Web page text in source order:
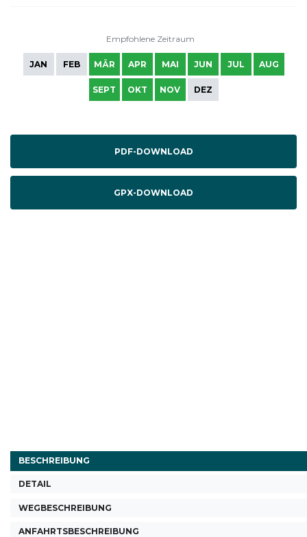
Empfohlene Zeitraum
JAN FEB MÄR APR MAI JUN JUL AUG
SEPT OKT NOV DEZ
PDF-DOWNLOAD
GPX-DOWNLOAD
BESCHREIBUNG
DETAIL
WEGBESCHREIBUNG
ANFAHRTSBESCHREIBUNG